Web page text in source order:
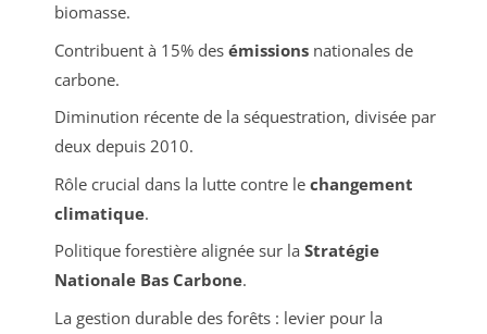
biomasse.
Contribuent à 15% des émissionsnationales de
carbone.
Diminution récente de la séquestration, divisée par
deux depuis 2010.
Rôle crucial dans la lutte contre le changement
climatique.
Politique forestière alignée sur la Stratégie
Nationale Bas Carbone.
La gestion durable des forêts : levier pour la